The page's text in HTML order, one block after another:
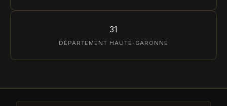
31
DÉPARTEMENT HAUTE-GARONNE